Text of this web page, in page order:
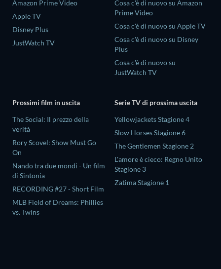
Amazon Prime Video
Apple TV
Disney Plus
JustWatch TV
Cosa c'è di nuovo su Amazon
Prime Video
Cosa c'è di nuovo su Apple TV
Cosa c'è di nuovo su Disney
Plus
Cosa c'è di nuovo su
JustWatch TV
Prossimi film in uscita
The Social: Il prezzo della
verità
Rory Scovel: Show Must Go
On
Nando tra due mondi - Un film
di Sintonia
RECORDING #27 - Short Film
MLB Field of Dreams: Phillies
vs. Twins
Serie TV di prossima uscita
Yellowjackets Stagione 4
Slow Horses Stagione 6
The Gentlemen Stagione 2
L'amore è cieco: Regno Unito
Stagione 3
Zatima Stagione 1